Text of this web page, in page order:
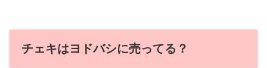
チェキはヨドバシに売ってる？